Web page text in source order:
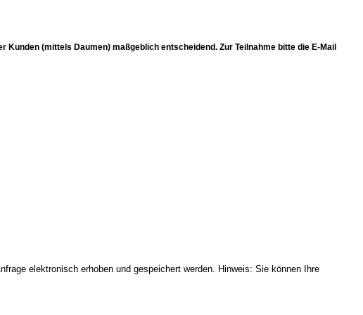
(mittels Daumen) maßgeblich entscheidend. Zur Teilnahme bitte die E-Mail
elektronisch erhoben und gespeichert werden. Hinweis: Sie können Ihre